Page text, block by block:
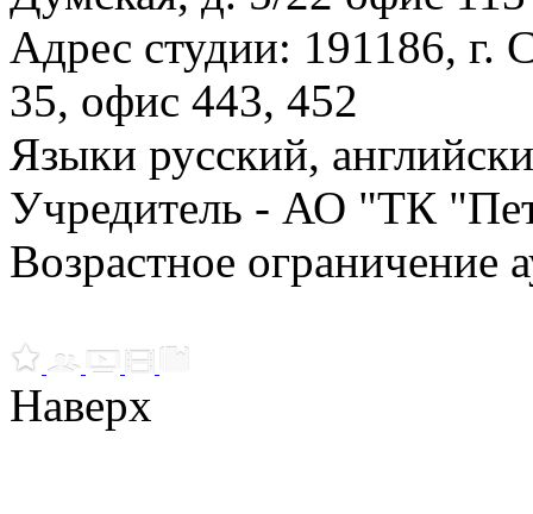
Адрес студии: 191186, г.
35, офис 443, 452
Языки русский,
Учредитель - АО "ТК
Возрастное ограничение
Наверх